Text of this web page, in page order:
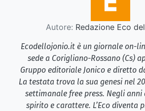
Autore: Redazione Eco
Ecodellojonio.it è un giornale on-
sede a Corigliano-Rossano (Cs)
Gruppo editoriale Jonico e diretto
La testata trova la sua genesi nel
settimanale free press. Negli anni
spirito e carattere. L’Eco diventa